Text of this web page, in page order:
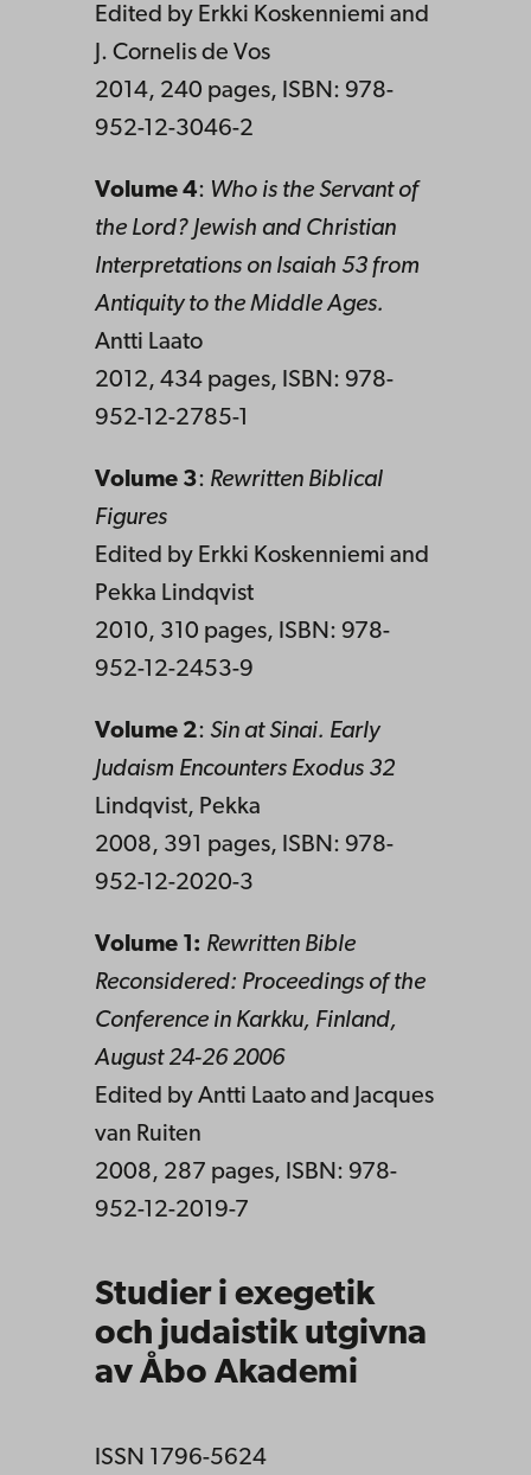
Edited by Erkki Koskenniemi and
J. Cornelis de Vos
2014, 240 pages, ISBN: 978-
952-12-3046-2
Volume 4: Who is the Servant of
the Lord? Jewish and Christian
Interpretations on Isaiah 53 from
Antiquity to the Middle Ages.
Antti Laato
2012, 434 pages, ISBN: 978-
952-12-2785-1
Volume 3: Rewritten Biblical
Figures
Edited by Erkki Koskenniemi and
Pekka Lindqvist
2010, 310 pages, ISBN: 978-
952-12-2453-9
Volume 2: Sin at Sinai. Early
Judaism Encounters Exodus 32
Lindqvist, Pekka
2008, 391 pages, ISBN: 978-
952-12-2020-3
Volume 1: Rewritten Bible
Reconsidered: Proceedings of the
Conference in Karkku, Finland,
August 24-26 2006
Edited by Antti Laato and Jacques
van Ruiten
2008, 287 pages, ISBN: 978-
952-12-2019-7
Studier i exegetik
och judaistik utgivna
av Åbo Akademi
ISSN 1796-5624